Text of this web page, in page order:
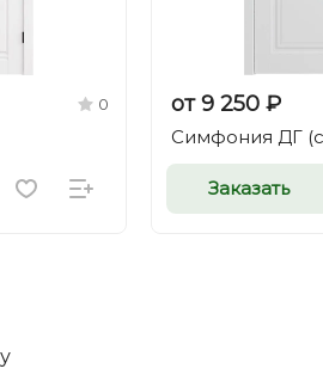
0 от 9 250 ₽
Симфония ДГ
Заказать